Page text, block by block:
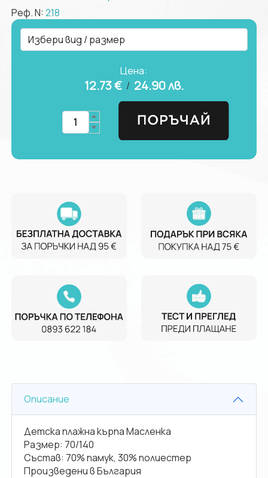
Реф. N:218
Цена:
12.73 € / 24.90лв.
Описание
Детска плажна кърпа Масленка
Размер: 70/140
Състав: 70% памук, 30% полиестер
Произведени в България